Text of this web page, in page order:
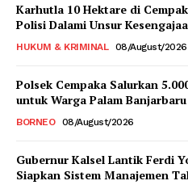
Karhutla 10 Hektare di
Polisi Dalami Unsur
HUKUM & KRIMINAL 08/August/2026
Polsek Cempaka Salurkan
untuk Warga Palam Banjarbaru
BORNEO 08/August/2026
Gubernur Kalsel Lantik Ferdi
Siapkan Sistem Manajemen